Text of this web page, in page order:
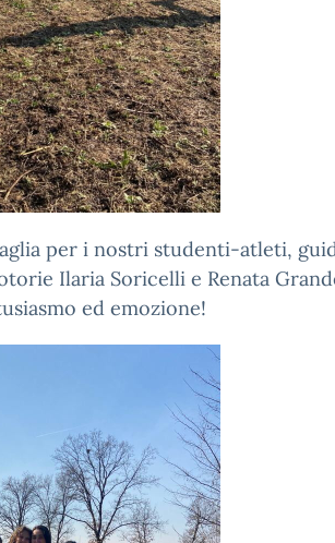
per i nostri studenti-atleti,
Ilaria Soricelli e Renata
ed emozione!